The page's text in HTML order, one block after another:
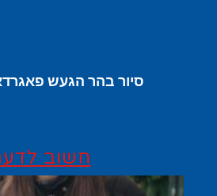
סיור בהר הגעש
חשוב